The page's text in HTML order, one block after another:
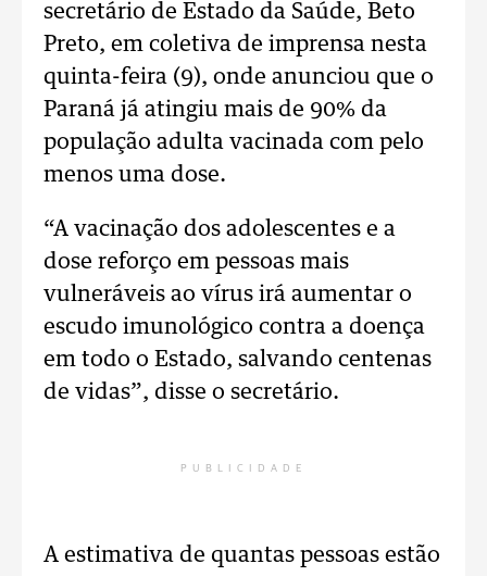
secretário de Estado da Saúde, Beto
Preto, em coletiva de imprensa nesta
quinta-feira (9), onde anunciou que o
Paraná já atingiu mais de 90% da
população adulta vacinada com pelo
menos uma dose.
“A vacinação dos adolescentes e a
dose reforço em pessoas mais
vulneráveis ao vírus irá aumentar o
escudo imunológico contra a doença
em todo o Estado, salvando centenas
de vidas”, disse o secretário.
PUBLICIDADE
A estimativa de quantas pessoas estão